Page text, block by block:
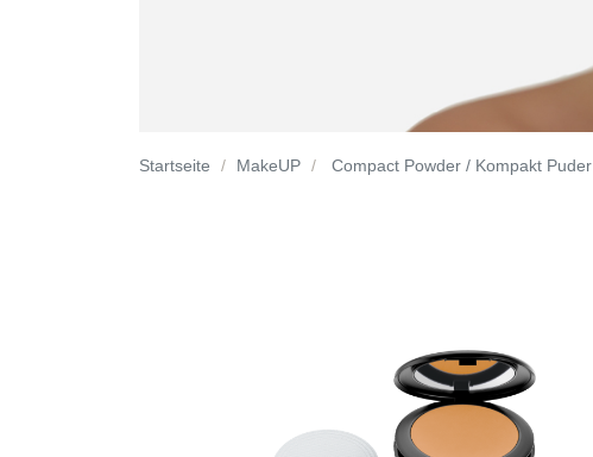
Startseite MakeUP Compact Powder / Kompakt Puder